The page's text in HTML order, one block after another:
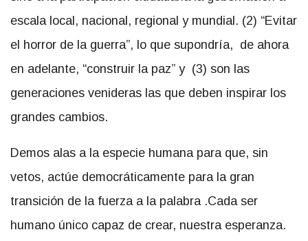
escala local, nacional, regional y mundial. (2) “Evitar
el horror de la guerra”, lo que supondría, de ahora
en adelante, “construir la paz” y (3) son las
generaciones venideras las que deben inspirar los
grandes cambios.
Demos alas a la especie humana para que, sin
vetos, actúe democráticamente para la gran
transición de la fuerza a la palabra .Cada ser
humano único capaz de crear, nuestra esperanza.